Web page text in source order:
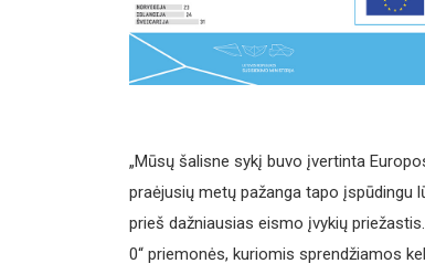
„Mūsų šalisne sykį buvo įvertinta
praėjusių metų pažanga tapo įspūdingu
prieš dažniausias eismo įvykių
0“ priemonės, kuriomis sprendžiamos